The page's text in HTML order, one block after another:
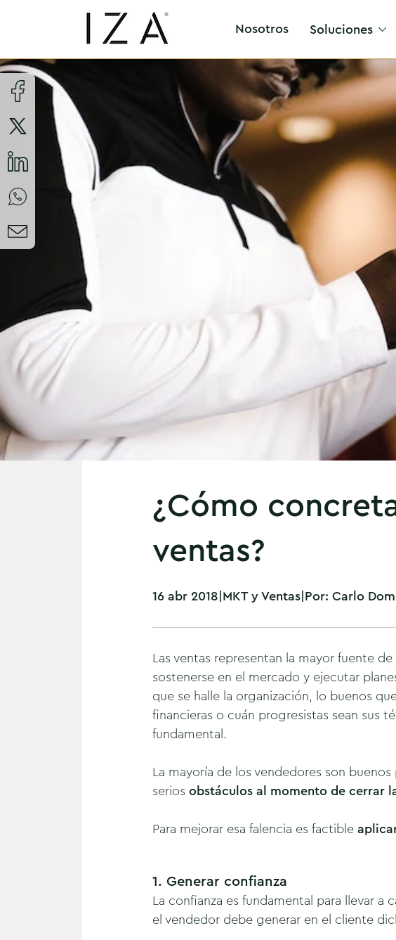
Nosotros Soluciones
¿Cómo
ventas?
16 abr 2018|MKT y Ventas|Por: Carlo
Las ventas representan la mayor fuente
sostenerse en el mercado y ejecutar
que se halle la organización, lo buenos
financieras o cuán progresistas sean sus
fundamental.
La mayoría de los vendedores son
serios obstáculos al momento de cerrar
Para mejorar esa falencia es factible
1. Generar confianza
La confianza es fundamental para llevar
el vendedor debe generar en el cliente